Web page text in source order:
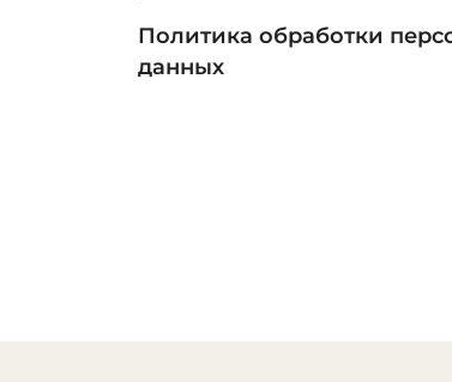
Политика обработки
данных